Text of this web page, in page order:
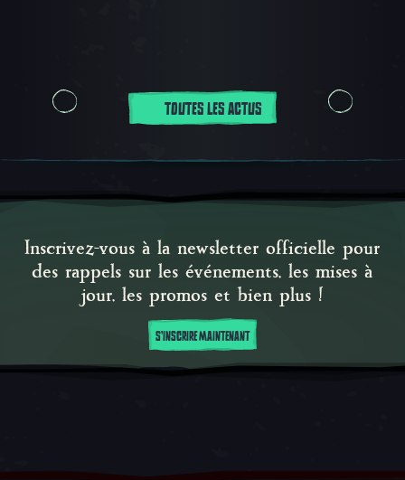
TOUTES LES ACTUS
Inscrivez-vous à la newsletter officielle pour
des rappels sur les événements, les mises à
jour, les promos et bien plus !
S'INSCRIRE MAINTENANT